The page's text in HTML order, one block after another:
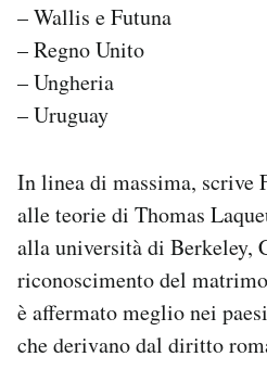
– Wallis e Futuna
– Regno Unito
– Ungheria
– Uruguay
In linea di massima, scrive
alle teorie di Thomas
alla università di Berkeley,
riconoscimento del
è affermato meglio nei
che derivano dal diritto